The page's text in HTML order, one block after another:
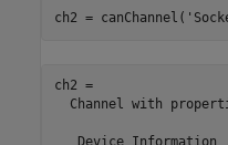
ch2 = canChannel(
ch2 =
Channel with
   Device Information